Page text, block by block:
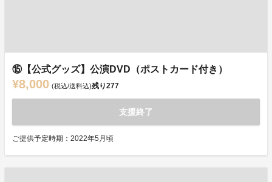
⑮【公式グッズ】公演DVD（ポストカード付き）
¥8,000 (税込/送料込)残り277
支援終了
ご提供予定時期：2022年5月頃